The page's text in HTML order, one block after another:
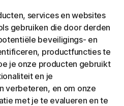
services en websites
gebruiken die door derden
beveiligings- en
productfuncties te
je onze producten gebruikt
en je
verbeteren, en om onze
met je te evalueren en te